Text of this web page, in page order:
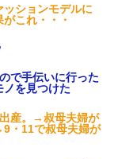
んだが...
んだけど、一昨
さい！」 ２５歳
」 → ７年後ｗｗ
ッションモデルに
これ・・・
で手伝いに行った
ノを見つけた
産。→叔母夫婦が
・11で叔母夫婦が